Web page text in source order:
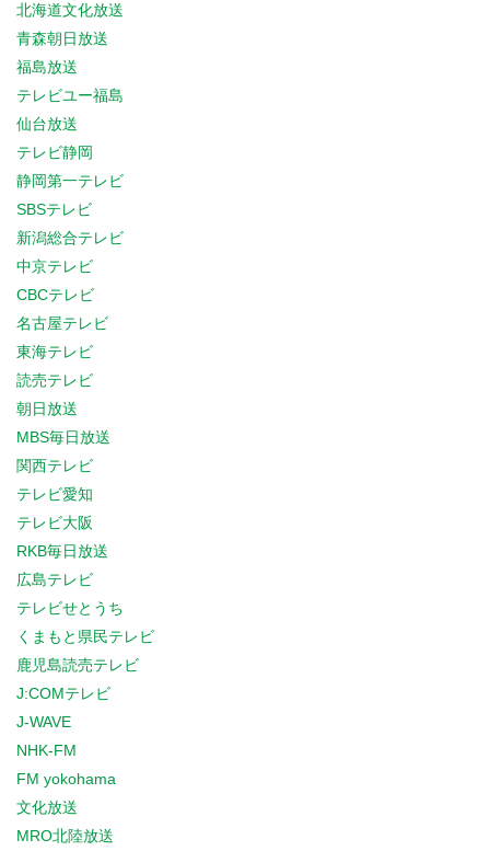
北海道文化放送
青森朝日放送
福島放送
テレビユー福島
仙台放送
テレビ静岡
静岡第一テレビ
SBSテレビ
新潟総合テレビ
中京テレビ
CBCテレビ
名古屋テレビ
東海テレビ
読売テレビ
朝日放送
MBS毎日放送
関西テレビ
テレビ愛知
テレビ大阪
RKB毎日放送
広島テレビ
テレビせとうち
くまもと県民テレビ
鹿児島読売テレビ
J:COMテレビ
J-WAVE
NHK-FM
FM yokohama
文化放送
MRO北陸放送